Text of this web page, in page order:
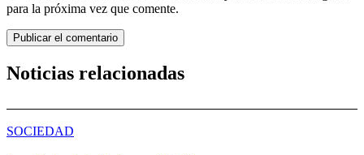
para la próxima vez que comente.
Noticias relacionadas
SOCIEDAD